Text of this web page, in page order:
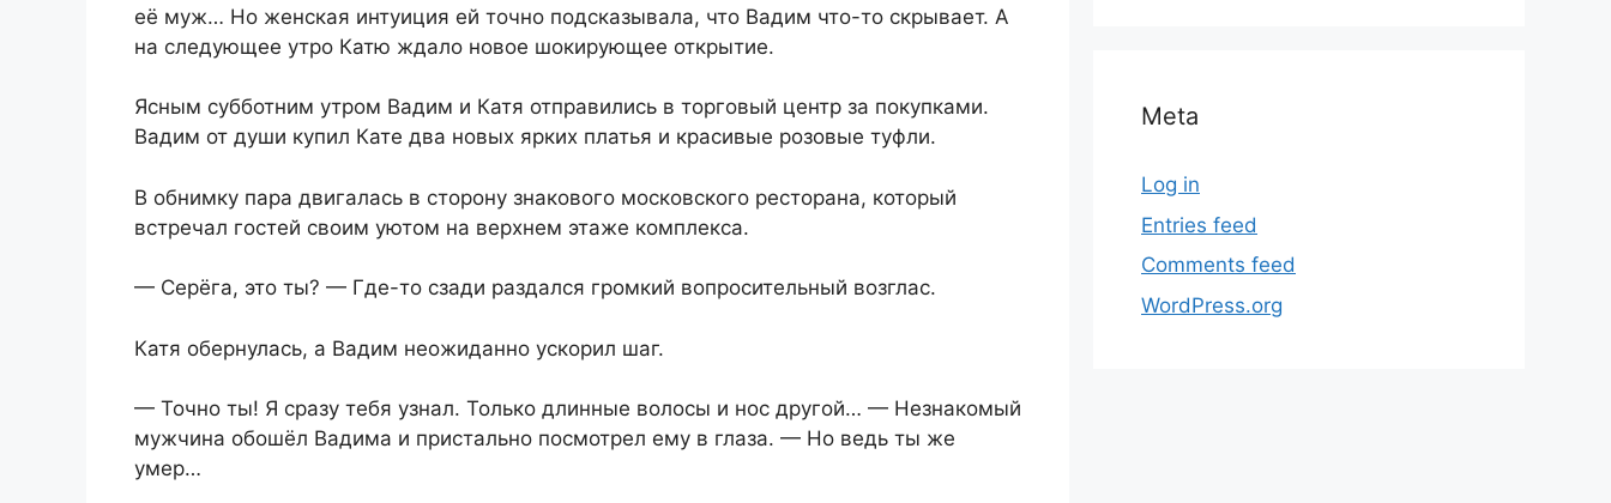
её муж… Но женская интуиция ей точно подсказывала, что Вадим что-то скрывает. А
на следующее утро Катю ждало новое шокирующее открытие.
Ясным субботним утром Вадим и Катя отправились в торговый центр за покупками.
Вадим от души купил Кате два новых ярких платья и красивые розовые туфли.
В обнимку пара двигалась в сторону знакового московского ресторана, который
встречал гостей своим уютом на верхнем этаже комплекса.
— Серёга, это ты? — Где-то сзади раздался громкий вопросительный возглас.
Катя обернулась, а Вадим неожиданно ускорил шаг.
— Точно ты! Я сразу тебя узнал. Только длинные волосы и нос другой… — Незнакомый
мужчина обошёл Вадима и пристально посмотрел ему в глаза. — Но ведь ты же
умер…
Meta
Log in
Entries feed
Comments feed
WordPress.org